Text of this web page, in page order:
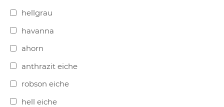
hellgrau
havanna
ahorn
anthrazit eiche
robson eiche
hell eiche